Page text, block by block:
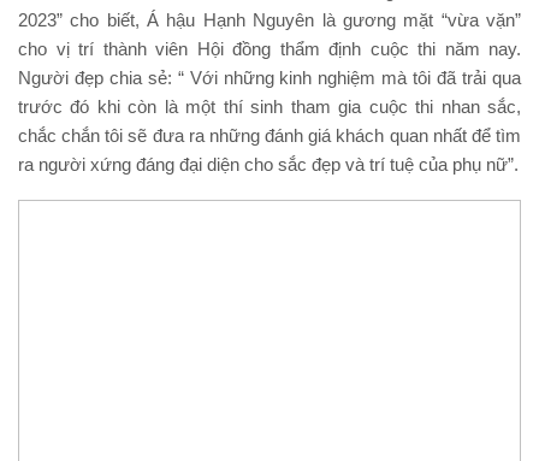
2023” cho biết, Á hậu Hạnh Nguyên là gương mặt “vừa vặn”
cho vị trí thành viên Hội đồng thẩm định cuộc thi năm nay.
Người đẹp chia sẻ: “ Với những kinh nghiệm mà tôi đã trải qua
trước đó khi còn là một thí sinh tham gia cuộc thi nhan sắc,
chắc chắn tôi sẽ đưa ra những đánh giá khách quan nhất để tìm
ra người xứng đáng đại diện cho sắc đẹp và trí tuệ của phụ nữ”.